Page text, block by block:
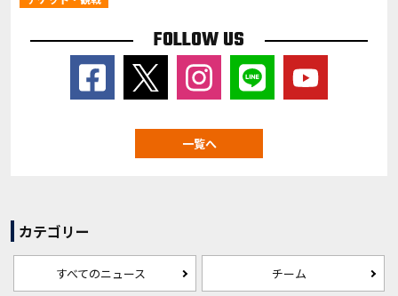
FOLLOW US
一覧へ
カテゴリー
すべてのニュース チーム